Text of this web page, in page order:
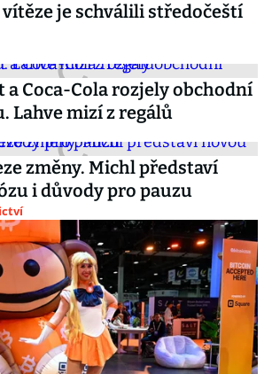
vítěze je schválili středočeští
a Coca-Cola rozjely obchodní
Lahve mizí z regálů
změny. Michl představí
i důvody pro pauzu